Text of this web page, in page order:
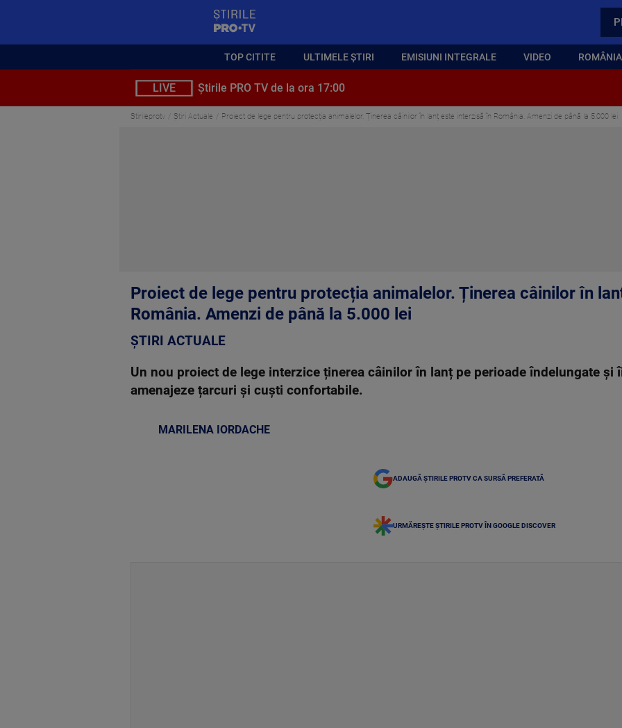
TOP CITITE ULTIMELE ȘTIRI EMISIUNI INTEGRALE VIDEO
LIVE Știrile PRO TV de la ora 17:00
Stirileprotv Știri Actuale Proiect de lege pentru protecția animalelor. Ținerea câinilor în lanț este interzisă în România. Amenzi de până la 5.000 lei
Proiect de lege pentru protecția animalelor. Ținerea câinilor în
România. Amenzi de până la 5.000 lei
ȘTIRI ACTUALE
Un nou proiect de lege interzice ținerea câinilor în lanț pe perioade îndelungate și
amenajeze țarcuri și cuști confortabile.
MARILENA IORDACHE
ADAUGĂ ȘTIRILE PROTV CA SURSĂ PREFERATĂ
URMĂREȘTE ȘTIRILE PROTV ÎN GOOGLE DISCOVER